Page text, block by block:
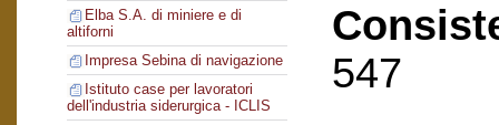
Elba S.A. di miniere e di
altiforni
Impresa Sebina di navigazione
Istituto case per lavoratori
dell'industria siderurgica - ICLIS
547